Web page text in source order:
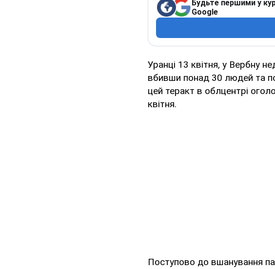
Будьте першими у
Google
Уранці 13 квітня, у Вербну
вбивши понад 30 людей та
цей теракт в облцентрі
квітня.
Поступово до вшанування